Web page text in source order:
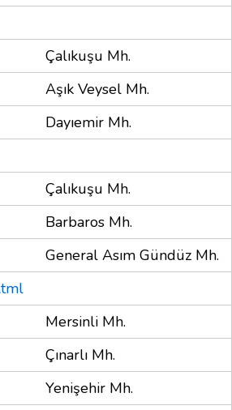
Çalıkuşu Mh.
Aşık Veysel Mh.
Dayıemir Mh.
Çalıkuşu Mh.
Barbaros Mh.
General Asım Gündüz Mh.
Mersinli Mh.
Çınarlı Mh.
Yenişehir Mh.